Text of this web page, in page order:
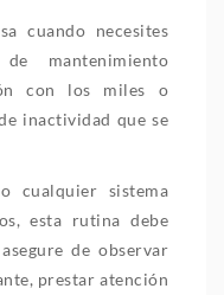
cuando necesites
mantenimiento
con los miles o
inactividad que se
cualquier sistema
esta rutina debe
de observar
prestar atención